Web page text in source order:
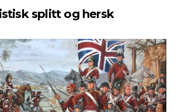
splitt og hersk